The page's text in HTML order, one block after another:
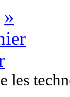
»
les